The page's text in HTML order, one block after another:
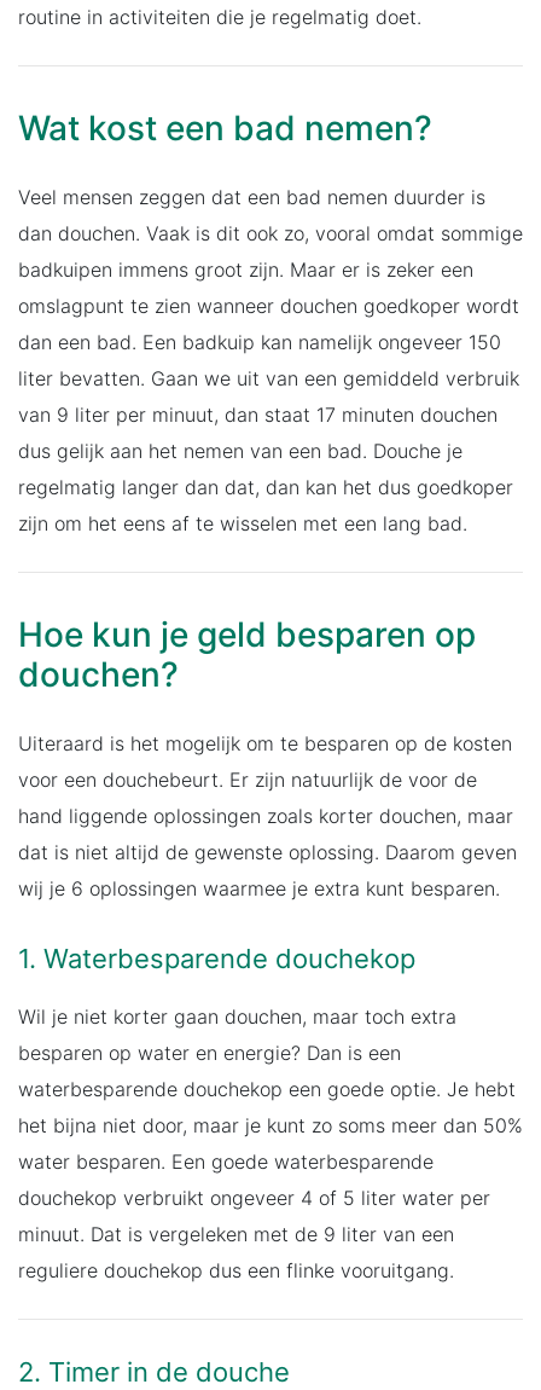
routine in activiteiten die je regelmatig doet.
Wat kost een bad nemen?
Veel mensen zeggen dat een bad nemen duurder is
dan douchen. Vaak is dit ook zo, vooral omdat sommige
badkuipen immens groot zijn. Maar er is zeker een
omslagpunt te zien wanneer douchen goedkoper wordt
dan een bad. Een badkuip kan namelijk ongeveer 150
liter bevatten. Gaan we uit van een gemiddeld verbruik
van 9 liter per minuut, dan staat 17 minuten douchen
dus gelijk aan het nemen van een bad. Douche je
regelmatig langer dan dat, dan kan het dus goedkoper
zijn om het eens af te wisselen met een lang bad.
Hoe kun je geld besparen op
douchen?
Uiteraard is het mogelijk om te besparen op de kosten
voor een douchebeurt. Er zijn natuurlijk de voor de
hand liggende oplossingen zoals korter douchen, maar
dat is niet altijd de gewenste oplossing. Daarom geven
wij je 6 oplossingen waarmee je extra kunt besparen.
1. Waterbesparende douchekop
Wil je niet korter gaan douchen, maar toch extra
besparen op water en energie? Dan is een
waterbesparende douchekop een goede optie. Je hebt
het bijna niet door, maar je kunt zo soms meer dan 50%
water besparen. Een goede waterbesparende
douchekop verbruikt ongeveer 4 of 5 liter water per
minuut. Dat is vergeleken met de 9 liter van een
reguliere douchekop dus een flinke vooruitgang.
2. Timer in de douche